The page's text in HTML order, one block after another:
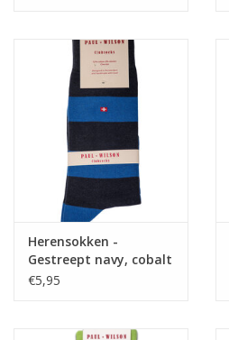
Herensokken -
Gestreept navy, cobalt
€5,95